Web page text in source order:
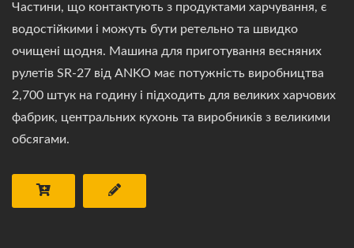
Частини, що контактують з продуктами харчування, є
водостійкими і можуть бути ретельно та швидко
очищені щодня. Машина для приготування весняних
рулетів SR-27 від ANKO має потужність виробництва
2,700 штук на годину і підходить для великих харчових
фабрик, центральних кухонь та виробників з великими
обсягами.